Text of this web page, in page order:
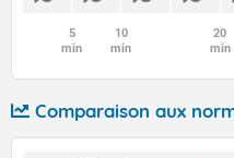
5
min
10
min
20
min
Comparaison aux